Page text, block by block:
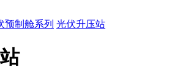
预制舱系列 光伏升压站